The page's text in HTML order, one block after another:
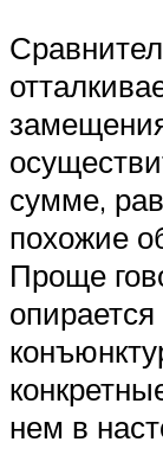
сумме,
похожие
Проще
нем в